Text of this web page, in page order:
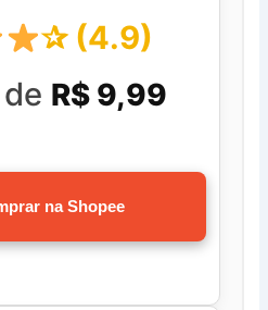
✰ (4.9)
R$ 9,99
na Shopee